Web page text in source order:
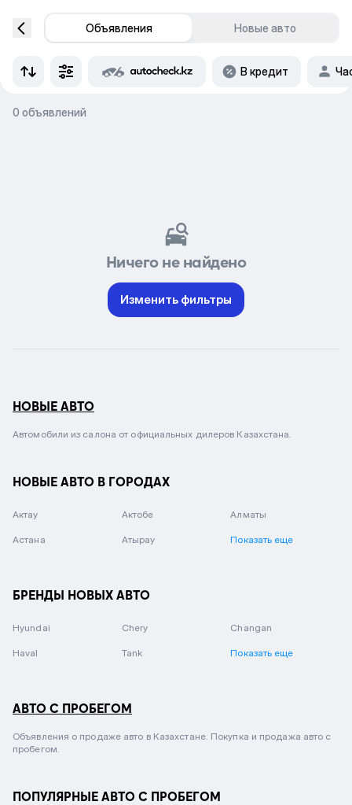
Объявления Новые авто
В кредит
0 объявлений
Ничего не найдено
Изменить фильтры
НОВЫЕ АВТО
Автомобили из салона от официальных дилеров Казахстана.
НОВЫЕ АВТО В ГОРОДАХ
Актау Актобе Алматы
Астана Атырау Показать еще
БРЕНДЫ НОВЫХ АВТО
Hyundai Chery Changan
Haval Tank Показать еще
АВТО С ПРОБЕГОМ
Объявления о продаже авто в Казахстане. Покупка и продажа авто с
пробегом.
ПОПУЛЯРНЫЕ АВТО С ПРОБЕГОМ